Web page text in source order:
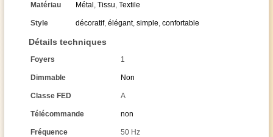
Matériau Métal , Tissu, Textile
Style décoratif, élégant, simple, confortable
Détails techniques
Foyers 1
Dimmable Non
Classe FED A
Télécommande non
Fréquence 50 Hz